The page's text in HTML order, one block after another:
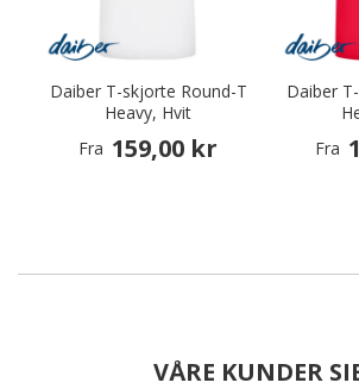
Daiber T-skjorte Round-T
Heavy, Hvit
Fra 159,00 kr
Daiber
Fra
VÅRE KUNDER